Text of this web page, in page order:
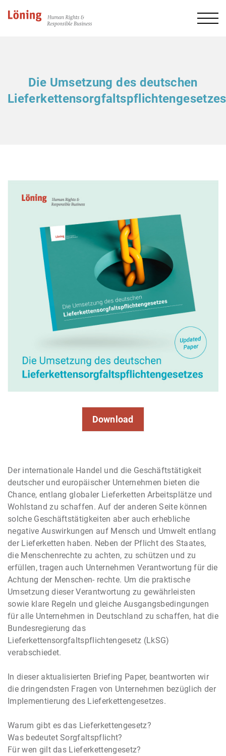
Die Umsetzung des deutschen
Lieferkettensorgfaltspflichtengesetzes
Der internationale Handel und die Geschäftstätigkeit
deutscher und europäischer Unternehmen bieten die
Chance, entlang globaler Lieferketten Arbeitsplätze und
Wohlstand zu schaffen. Auf der anderen Seite können
solche Geschäftstätigkeiten aber auch erhebliche
negative Auswirkungen auf Mensch und Umwelt entlang
der Lieferketten haben. Neben der Pflicht des Staates,
die Menschenrechte zu achten, zu schützen und zu
erfüllen, tragen auch Unternehmen Verantwortung für die
Achtung der Menschen- rechte. Um die praktische
Umsetzung dieser Verantwortung zu gewährleisten
sowie klare Regeln und gleiche Ausgangsbedingungen
für alle Unternehmen in Deutschland zu schaffen, hat die
Bundesregierung das
Lieferkettensorgfaltspflichtengesetz (LkSG)
verabschiedet.
In dieser aktualisierten Briefing Paper, beantworten wir
die dringendsten Fragen von Unternehmen bezüglich der
Implementierung des Lieferkettengesetzes.
Warum gibt es das Lieferkettengesetz?
Was bedeutet Sorgfaltspflicht?
Für wen gilt das Lieferkettengesetz?
Download